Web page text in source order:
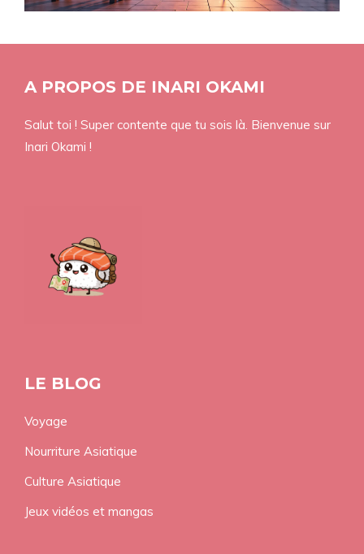
A PROPOS DE INARI OKAMI
Salut toi ! Super contente que tu sois là. Bienvenue sur
Inari Okami !
LE BLOG
Voyage
Nourriture Asiatique
Culture Asiatique
Jeux vidéos et mangas